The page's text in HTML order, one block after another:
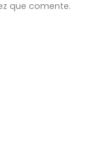
que comente.